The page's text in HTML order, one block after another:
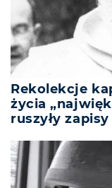
Rekolekcje
życia
ruszyły zapisy